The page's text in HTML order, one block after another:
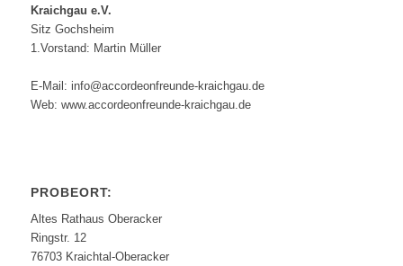
Kraichgau e.V.
Sitz Gochsheim
1.Vorstand: Martin Müller
E-Mail: info@accordeonfreunde-kraichgau.de
Web: www.accordeonfreunde-kraichgau.de
PROBEORT:
Altes Rathaus Oberacker
Ringstr. 12
76703 Kraichtal-Oberacker